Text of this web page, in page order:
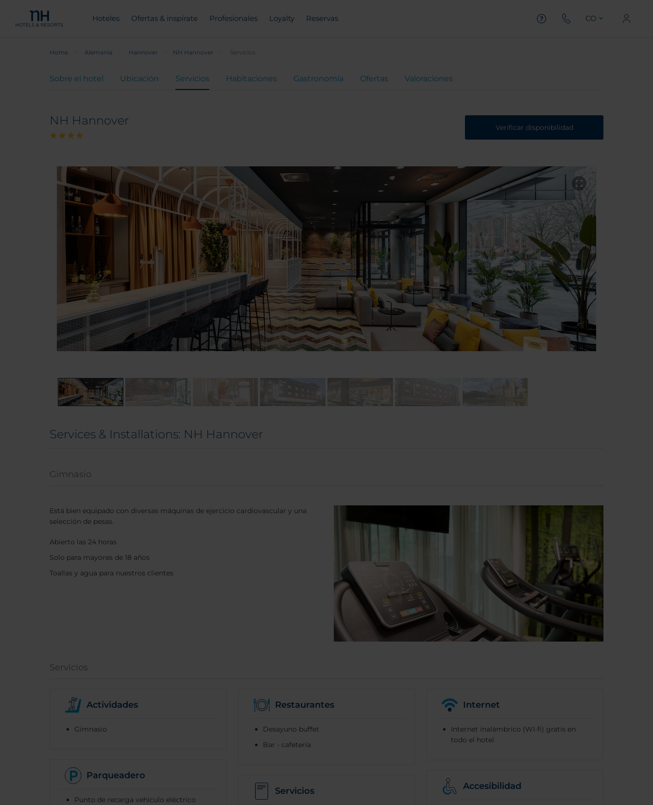
Hoteles Ofertas & inspírate Profesionales Loyalty Reservas CO
Home Alemania Hannover NH Hannover Servicios
Sobre el hotel Ubicación Servicios Habitaciones Gastronomía Ofertas Valoraciones
NH Hannover Verificar disponibilidad
Services & Installations: NH Hannover
Gimnasio
Está bien equipado con diversas máquinas de ejercicio cardiovascular y una
selección de pesas.
Abierto las 24 horas
Solo para mayores de 18 años
Toallas y agua para nuestros clientes
Servicios
Actividades
Gimnasio
Restaurantes
Desayuno buffet
Bar - cafetería
Internet
Internet inalámbrico (WI-fi) gratis en
todo el hotel
Parqueadero
Punto de recarga vehiculo eléctrico
Accesibilidad
Servicios